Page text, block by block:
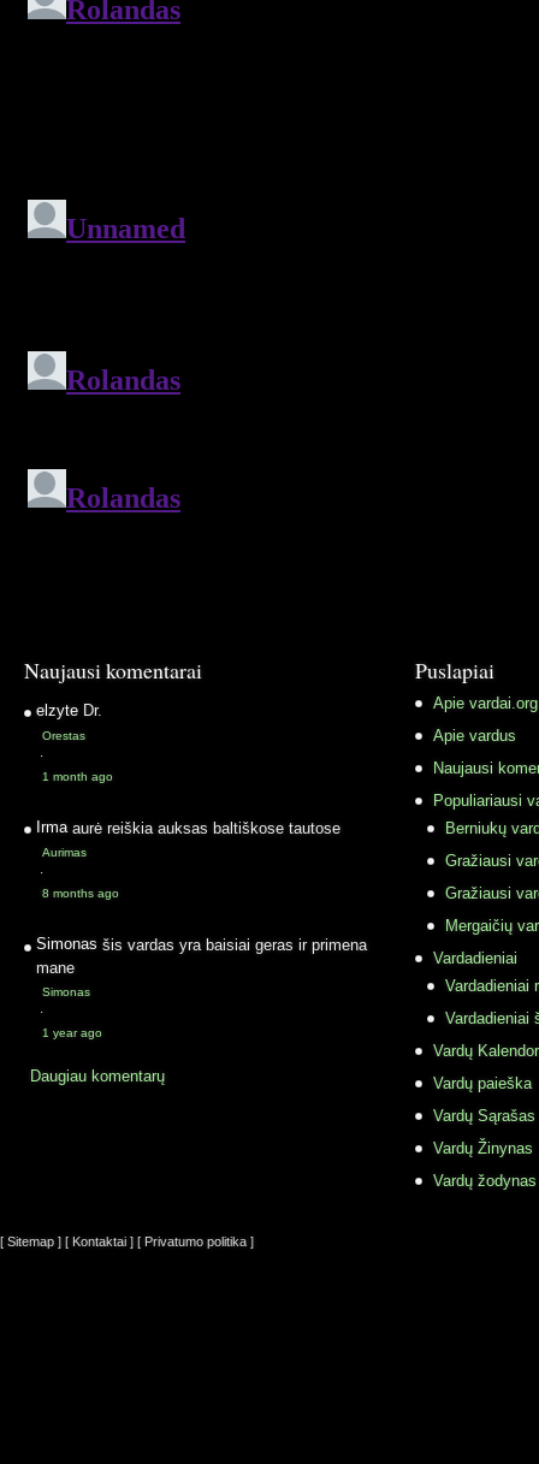
Naujausi komentarai
elzyte Dr.
Orestas
·
1 month ago
Irma aurė reiškia auksas baltiškose tautose
Aurimas
·
8 months ago
Simonas šis vardas yra baisiai geras ir primena
mane
Simonas
·
1 year ago
Daugiau komentarų
Puslapiai
Apie vardai.org
Apie vardus
Naujausi
Populiariausi
Berniukų
Gražiausi
Gražiausi
Mergaičių
Vardadieniai
Vardadieniai
Vardadieniai
Vardų
Vardų paieška
Vardų Sąrašas
Vardų Žinynas
Vardų
[ Sitemap ] [ Kontaktai ] [ Privatumo politika ]